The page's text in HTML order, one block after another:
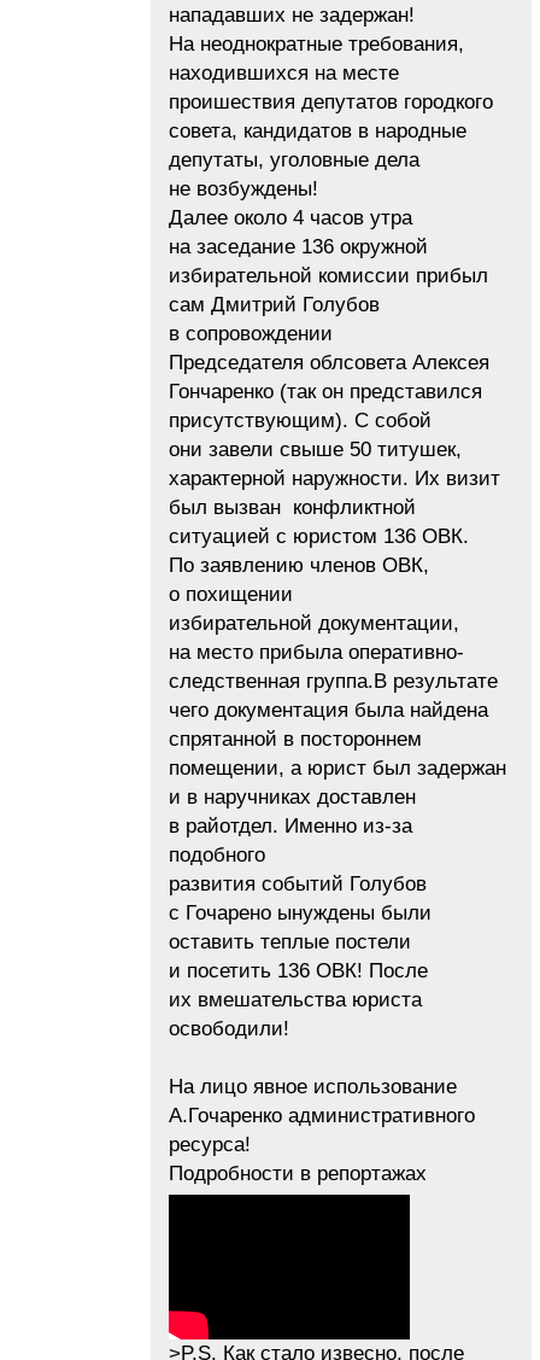
нападавших не задержан!
На неоднократные требования,
находившихся на месте
проишествия депутатов городкого
совета, кандидатов в народные
депутаты, уголовные дела
не возбуждены!
Далее около 4 часов утра
на заседание 136 окружной
избирательной комиссии прибыл
сам Дмитрий Голубов
в сопровождении
Председателя облсовета Алексея
Гончаренко (так он представился
присутствующим). С собой
они завели свыше 50 титушек,
характерной наружности. Их визит
был вызван конфликтной
ситуацией с юристом 136 ОВК.
По заявлению членов ОВК,
о похищении
избирательной документации,
на место прибыла оперативно-
следственная группа.В результате
чего документация была найдена
спрятанной в постороннем
помещении, а юрист был задержан
и в наручниках доставлен
в райотдел. Именно из-за
подобного
развития событий Голубов
с Гочарено ынуждены были
оставить теплые постели
и посетить 136 ОВК! После
их вмешательства юриста
освободили!
На лицо явное использование
А.Гочаренко административного
ресурса!
Подробности в репортажах
>P.S. Как стало извесно, после